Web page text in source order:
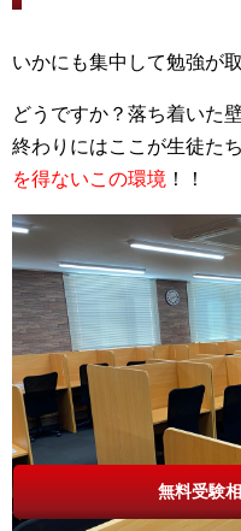
いかにも集中して勉強が
どうですか？落ち着いた
終わりにはここが生徒た
を得ないこの環境 ！！
無料受験